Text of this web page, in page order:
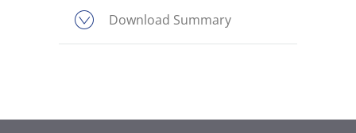
Download Summary